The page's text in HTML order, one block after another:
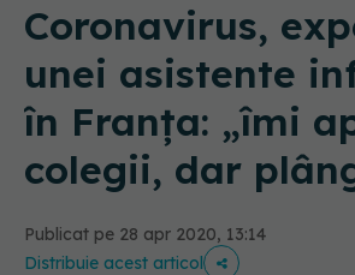
Coronavirus,
unei asistente
în Franța: „îmi
colegii, dar
Publicat pe 28 apr 2020, 13:14
Distribuie acest articol